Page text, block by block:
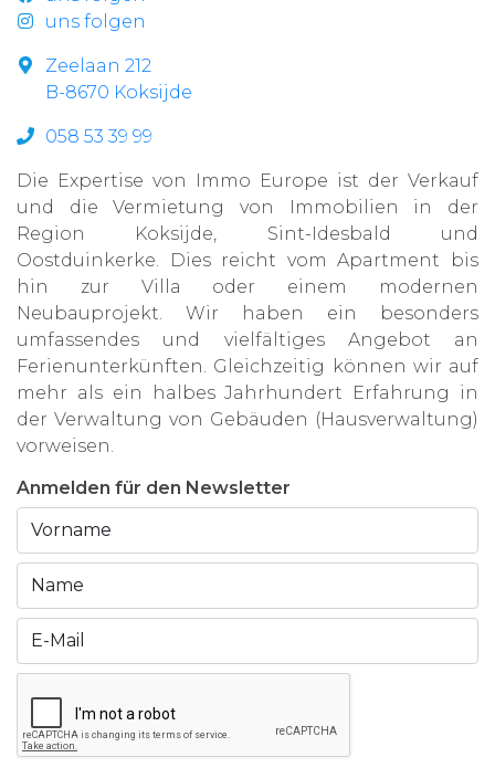
uns folgen
Zeelaan 212
B-8670 Koksijde
058 53 39 99
Die Expertise von Immo Europe ist der Verkauf
und die Vermietung von Immobilien in der
Region Koksijde, Sint-Idesbald und
Oostduinkerke. Dies reicht vom Apartment bis
hin zur Villa oder einem modernen
Neubauprojekt. Wir haben ein besonders
umfassendes und vielfältiges Angebot an
Ferienunterkünften. Gleichzeitig können wir auf
mehr als ein halbes Jahrhundert Erfahrung in
der Verwaltung von Gebäuden (Hausverwaltung)
vorweisen.
Anmelden für den Newsletter